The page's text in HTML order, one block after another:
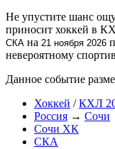
Не упустите шанс
приносит хоккей в
СКА на 21 ноября 2026
невероятному
Данное событие
Хоккей /КХЛ
Россия → Сочи
Сочи ХК
СКА